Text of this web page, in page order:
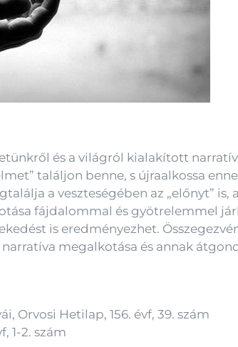
és a világról kialakított
találjon benne, s újraalkossa
a veszteségében az „előnyt” is,
fájdalommal és gyötrelemmel
is eredményezhet.
megalkotása és annak
Orvosi Hetilap, 156. évf, 39. szám
1-2. szám